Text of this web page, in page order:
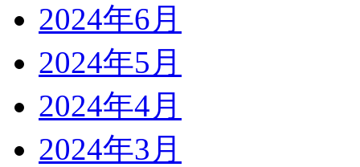
2024年6月
2024年5月
2024年4月
2024年3月